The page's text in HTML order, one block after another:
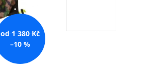
od 1 380 Kč
–10 %